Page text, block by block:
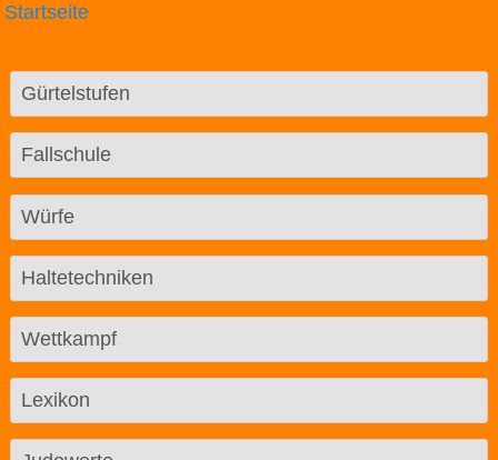
Startseite
Gürtelstufen
Fallschule
Würfe
Haltetechniken
Wettkampf
Lexikon